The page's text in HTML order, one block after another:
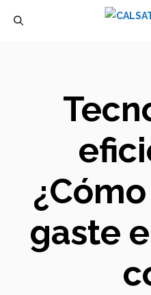
gaste